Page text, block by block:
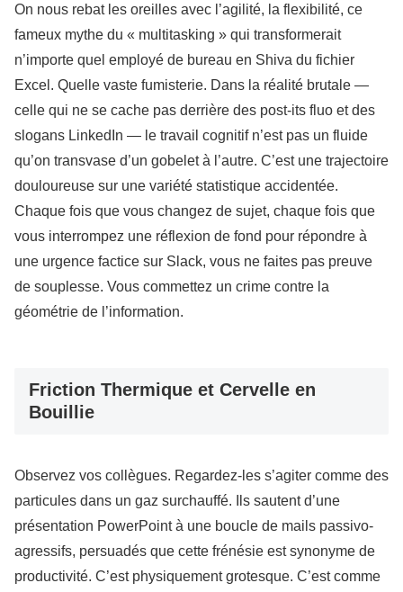
On nous rebat les oreilles avec l’agilité, la flexibilité, ce
fameux mythe du « multitasking » qui transformerait
n’importe quel employé de bureau en Shiva du fichier
Excel. Quelle vaste fumisterie. Dans la réalité brutale —
celle qui ne se cache pas derrière des post-its fluo et des
slogans LinkedIn — le travail cognitif n’est pas un fluide
qu’on transvase d’un gobelet à l’autre. C’est une trajectoire
douloureuse sur une variété statistique accidentée.
Chaque fois que vous changez de sujet, chaque fois que
vous interrompez une réflexion de fond pour répondre à
une urgence factice sur Slack, vous ne faites pas preuve
de souplesse. Vous commettez un crime contre la
géométrie de l’information.
Friction Thermique et Cervelle en
Bouillie
Observez vos collègues. Regardez-les s’agiter comme des
particules dans un gaz surchauffé. Ils sautent d’une
présentation PowerPoint à une boucle de mails passivo-
agressifs, persuadés que cette frénésie est synonyme de
productivité. C’est physiquement grotesque. C’est comme